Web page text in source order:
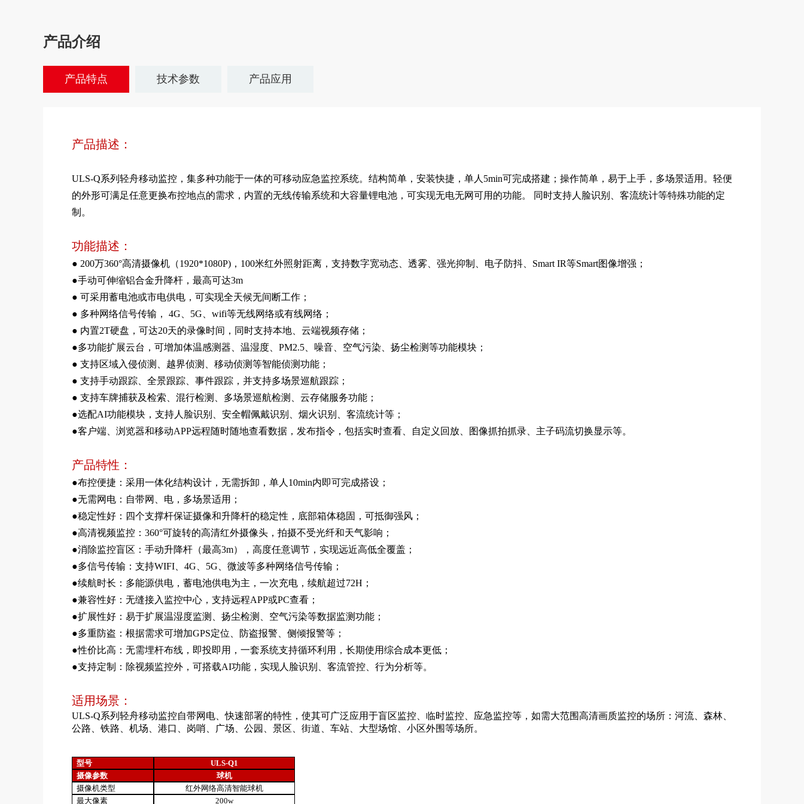
产品介绍
产品特点 技术参数 产品应用
产品描述：
ULS-Q系列轻舟移动监控，集多种功能于一体的可移动应急监控系统。结构简单，安装快捷，单人5min可完成搭建；操作简单，易于上手，多场景适用。轻便
的外形可满足任意更换布控地点的需求，内置的无线传输系统和大容量锂电池，可实现无电无网可用的功能。 同时支持人脸识别、客流统计等特殊功能的定
制。
功能描述：
● 200万360°高清摄像机（1920*1080P)，100米红外照射距离，支持数字宽动态、透雾、强光抑制、电子防抖、Smart IR等Smart图像增强；
●手动可伸缩铝合金升降杆，最高可达3m
● 可采用蓄电池或市电供电，可实现全天候无间断工作；
● 多种网络信号传输， 4G、5G、wifi等无线网络或有线网络；
● 内置2T硬盘，可达20天的录像时间，同时支持本地、云端视频存储；
●多功能扩展云台，可增加体温感测器、温湿度、PM2.5、噪音、空气污染、扬尘检测等功能模块；
● 支持区域入侵侦测、越界侦测、移动侦测等智能侦测功能；
● 支持手动跟踪、全景跟踪、事件跟踪，并支持多场景巡航跟踪；
● 支持车牌捕获及检索、混行检测、多场景巡航检测、云存储服务功能；
●选配AI功能模块，支持人脸识别、安全帽佩戴识别、烟火识别、客流统计等；
●客户端、浏览器和移动APP远程随时随地查看数据，发布指令，包括实时查看、自定义回放、图像抓拍抓录、主子码流切换显示等。
产品特性：
●布控便捷：采用一体化结构设计，无需拆卸，单人10min内即可完成搭设；
●无需网电：自带网、电，多场景适用；
●稳定性好：四个支撑杆保证摄像和升降杆的稳定性，底部箱体稳固，可抵御强风；
●高清视频监控：360°可旋转的高清红外摄像头，拍摄不受光纤和天气影响；
●消除监控盲区：手动升降杆（最高3m），高度任意调节，实现远近高低全覆盖；
●多信号传输：支持WIFI、4G、5G、微波等多种网络信号传输；
●续航时长：多能源供电，蓄电池供电为主，一次充电，续航超过72H；
●兼容性好：无缝接入监控中心，支持远程APP或PC查看；
●扩展性好：易于扩展温湿度监测、扬尘检测、空气污染等数据监测功能；
●多重防盗：根据需求可增加GPS定位、防盗报警、侧倾报警等；
●性价比高：无需埋杆布线，即投即用，一套系统支持循环利用，长期使用综合成本更低；
●支持定制：除视频监控外，可搭载AI功能，实现人脸识别、客流管控、行为分析等。
适用场景：
ULS-Q系列轻舟移动监控自带网电、快速部署的特性，使其可广泛应用于盲区监控、临时监控、应急监控等，如需大范围高清画质监控的场所：河流、森林、
公路、铁路、机场、港口、岗哨、广场、公园、景区、街道、车站、大型场馆、小区外围等场所。
型号
ULS-Q1
摄像参数
球机
摄像机类型
红外网络高清智能球机
最大像素
200w